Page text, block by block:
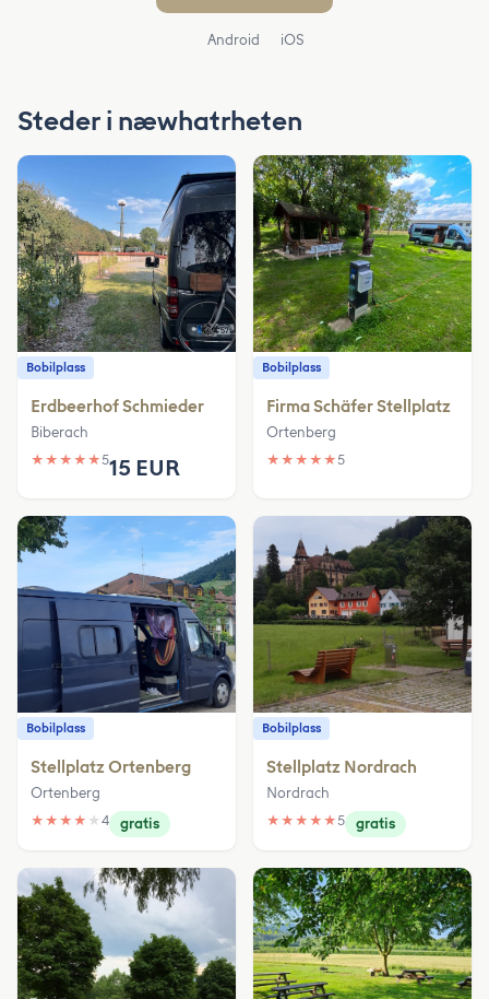
Android iOS
Steder i næwhatrheten
Bobilplass
Erdbeerhof Schmieder
Biberach
★ ★ ★ ★ ★515 EUR
Bobilplass
Firma Schäfer Stellplatz
Ortenberg
★ ★ ★ ★ ★5
Bobilplass
Stellplatz Ortenberg
Ortenberg
★ ★ ★ ★ ★ 4 gratis
Bobilplass
Stellplatz Nordrach
Nordrach
★ ★ ★ ★ ★5 gratis